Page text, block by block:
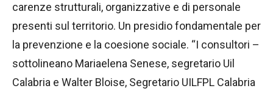
carenze strutturali, organizzative e di personale
presenti sul territorio. Un presidio fondamentale per
la prevenzione e la coesione sociale. “I consultori –
sottolineano Mariaelena Senese, segretario Uil
Calabria e Walter Bloise, Segretario UILFPL Calabria